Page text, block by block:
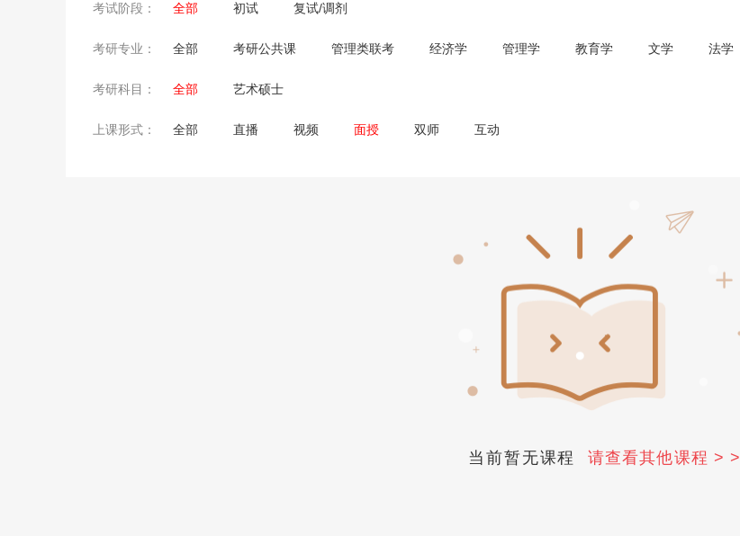
考试阶段： 全部 初试 复试/调剂
考研专业： 全部 考研公共课 管理类联考 经济学 管理学 教育学 文学 法学
考研科目： 全部 艺术硕士
上课形式： 全部 直播 视频 面授 双师 互动
当前暂无课程请查看其他课程 > >